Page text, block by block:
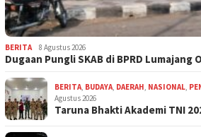
BERITA 8 Agustus 2026
Dugaan Pungli SKAB di BPRD Lumajang
BERITA, BUDAYA, DAERAH, NASIONAL,
Agustus 2026
Taruna Bhakti Akademi TNI